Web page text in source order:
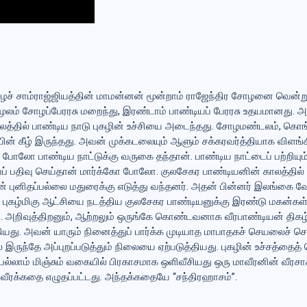
சாம்ராஜ்ஜியத்தின் மாமன்னன் மூன்றாம் ராஜேந்திர சோழனை வென்று (
சோழப்பேரரசு மறைந்து, இரண்டாம் பாண்டியப் பேரரசு
பாண்டிய நாடு புகழின் உச்சியை அடைந்தது. சோழமண்டலம்,
கீழ் இருந்தது. அவன் முக்கடலையும் ஆளும் சக்கரவர்த்தியாக
பாண்டிய நாட்டுக்கு வருகை தந்தான். பாண்டிய நாட்டைப்
பதிவு செய்தான் மார்க்கோ போலோ. குலசேகர பாண்டியனின்
புனிதப்பல்லை மதுரைக்கு எடுத்து வந்தனர். அதன் பின்னர் இலங்கை
ஆட்சியை நடத்திய குலசேகர பாண்டியனுக்கு இரண்டு
ஆற்றலும் ஒருங்கே கொண்டவனாக வீரபாண்டியன்
அவன் யாரும் நினைத்துப் பார்க்க முடியாத மாபாதகச் செயலைச்
அப்புறப்படுத்தும் நிலையை ஏற்படுத்தியது. புகழின்
மிஞ்சும் வகையில் பிரகாசமாக ஒளிவீசியது ஒரு மாவீரனின்
எழுதப்பட்டது. அந்தக்கதையே “சந்திரஹாசம்”.